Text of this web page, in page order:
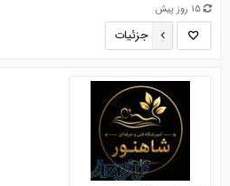
15 روز پیش
جزئیات